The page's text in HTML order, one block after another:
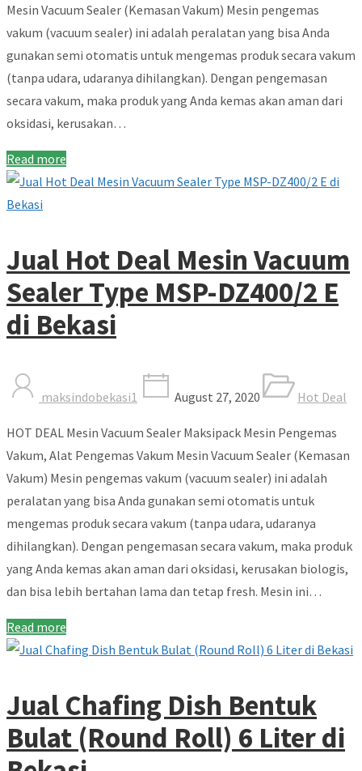
Mesin Vacuum Sealer (Kemasan Vakum) Mesin pengemas
vakum (vacuum sealer) ini adalah peralatan yang bisa Anda
gunakan semi otomatis untuk mengemas produk secara vakum
(tanpa udara, udaranya dihilangkan). Dengan pengemasan
secara vakum, maka produk yang Anda kemas akan aman dari
oksidasi, kerusakan…
Read more
Jual Hot Deal Mesin Vacuum
Sealer Type MSP-DZ400/2 E
di Bekasi
maksindobekasi1 August 27, 2020 Hot Deal
HOT DEAL Mesin Vacuum Sealer Maksipack Mesin Pengemas
Vakum, Alat Pengemas Vakum Mesin Vacuum Sealer (Kemasan
Vakum) Mesin pengemas vakum (vacuum sealer) ini adalah
peralatan yang bisa Anda gunakan semi otomatis untuk
mengemas produk secara vakum (tanpa udara, udaranya
dihilangkan). Dengan pengemasan secara vakum, maka produk
yang Anda kemas akan aman dari oksidasi, kerusakan biologis,
dan bisa lebih bertahan lama dan tetap fresh. Mesin ini…
Read more
Jual Chafing Dish Bentuk
Bulat (Round Roll) 6 Liter di